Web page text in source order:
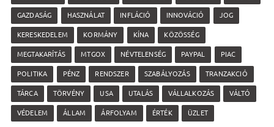
GAZDASÁG HASZNÁLAT INFLÁCIÓ INNOVÁCIÓ JOG
KERESKEDELEM KORMÁNY KÍNA KÖZÖSSÉG
MEGTAKARÍTÁS MTGOX NÉVTELENSÉG PAYPAL PIAC
POLITIKA PÉNZ RENDSZER SZABÁLYOZÁS TRANZAKCIÓ
TÁRCA TÖRVÉNY USA UTALÁS VÁLLALKOZÁS VÁLTÓ
VÉDELEM ÁLLAM ÁRFOLYAM ÉRTÉK ÜZLET